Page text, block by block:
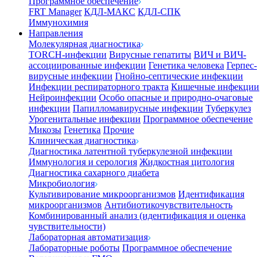
FRT Manager КДЛ-МАКС КДЛ-СПК
Иммунохимия
Направления
Молекулярная диагностика
TORCH-инфекции Вирусные гепатиты ВИЧ и ВИЧ-
ассоциированные инфекции Генетика человека Герпес-
вирусные инфекции Гнойно-септические инфекции
Инфекции респираторного тракта Кишечные инфекции
Нейроинфекции Особо опасные и природно-очаговые
инфекции Папилломавирусные инфекции Туберкулез
Урогенитальные инфекции Программное обеспечение
Микозы Генетика Прочие
Клиническая диагностика
Диагностика латентной туберкулезной инфекции
Иммунология и серология Жидкостная цитология
Диагностика сахарного диабета
Микробиология
Культивирование микроорганизмов Идентификация
микроорганизмов Антибиотикочувствительность
Комбинированный анализ (идентификация и оценка
чувствительности)
Лабораторная автоматизация
Лабораторные роботы Программное обеспечение